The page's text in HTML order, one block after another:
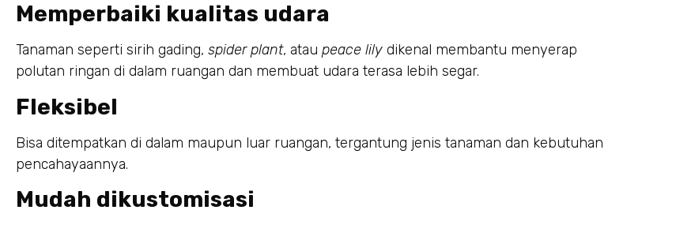
Memperbaiki kualitas udara
Tanaman seperti sirih gading, spider plant, atau peace lily dikenal membantu menyerap
polutan ringan di dalam ruangan dan membuat udara terasa lebih segar.
Fleksibel
Bisa ditempatkan di dalam maupun luar ruangan, tergantung jenis tanaman dan kebutuhan
pencahayaannya.
Mudah dikustomisasi